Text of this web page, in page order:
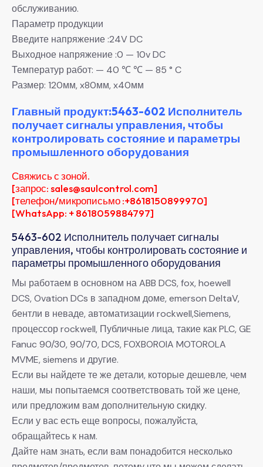
обслуживанию.
Параметр продукции
Введите напряжение :24V DC
Выходное напряжение :0 — 10v DC
Температур работ: — 40 ℃ ℃ — 85 ° C
Размер: 120мм, x80мм, x40мм
Главный продукт:5463-602 Исполнитель
получает сигналы управления, чтобы
контролировать состояние и параметры
промышленного оборудования
Свяжись с зоной.
[запрос: sales@saulcontrol.com]
[телефон/микрописьмо :+8618150899970]
[WhatsApp: + 8618059884797]
5463-602 Исполнитель получает сигналы
управления, чтобы контролировать состояние и
параметры промышленного оборудования
Мы работаем в основном на ABB DCS, fox, hoewell
DCS, Ovation DCs в западном доме, emerson DeltaV,
бентли в неваде, автоматизации rockwell,Siemens,
процессор rockwell, Публичные лица, такие как PLC, GE
Fanuc 90/30, 90/70, DCS, FOXBOROIA MOTOROLA
MVME, siemens и другие.
Если вы найдете те же детали, которые дешевле, чем
наши, мы попытаемся соответствовать той же цене,
или предложим вам дополнительную скидку.
Если у вас есть еще вопросы, пожалуйста,
обращайтесь к нам.
Дайте нам знать, если вам понадобится несколько